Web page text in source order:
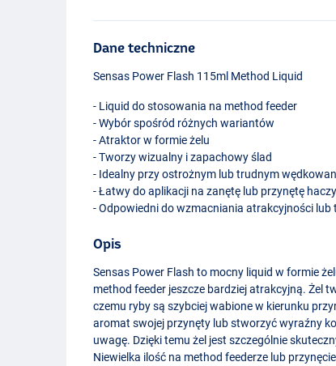
Dane techniczne
Sensas Power Flash 115ml Method Liquid
- Liquid do stosowania na method feeder
- Wybór spośród różnych wariantów
- Atraktor w formie żelu
- Tworzy wizualny i zapachowy ślad
- Idealny przy ostrożnym lub trudnym
- Łatwy do aplikacji na zanętę lub przynętę
- Odpowiedni do wzmacniania atrakcyjności
Opis
Sensas Power Flash to mocny liquid w formie
method feeder jeszcze bardziej atrakcyjną. Żel
czemu ryby są szybciej wabione w kierunku
aromat swojej przynęty lub stworzyć wyraźny
uwagę. Dzięki temu żel jest szczególnie
Niewielka ilość na method feederze lub